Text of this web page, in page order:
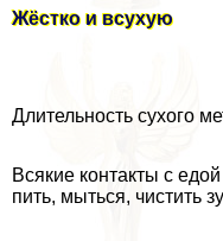
Жёстко и всухую
Длительность сухого
Всякие контакты с
пить, мыться, чистить